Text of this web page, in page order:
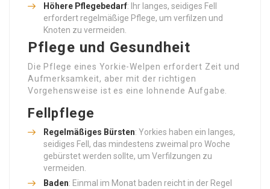
Höhere Pflegebedarf: Ihr langes, seidiges Fell
erfordert regelmäßige Pflege, um verfilzen und
Knoten zu vermeiden.
Pflege und Gesundheit
Die Pflege eines Yorkie-Welpen erfordert Zeit und
Aufmerksamkeit, aber mit der richtigen
Vorgehensweise ist es eine lohnende Aufgabe.
Fellpflege
Regelmäßiges Bürsten: Yorkies haben ein langes,
seidiges Fell, das mindestens zweimal pro Woche
gebürstet werden sollte, um Verfilzungen zu
vermeiden.
Baden: Einmal im Monat baden reicht in der Regel